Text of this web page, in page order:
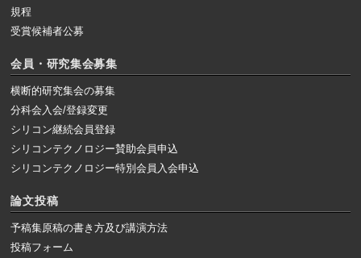
規程
受賞候補者公募
会員・研究集会募集
横断的研究集会の募集
分科会入会/登録変更
シリコン継続会員登録
シリコンテクノロジー賛助会員申込
シリコンテクノロジー特別会員入会申込
論文投稿
予稿集原稿の書き方及び講演方法
投稿フォーム